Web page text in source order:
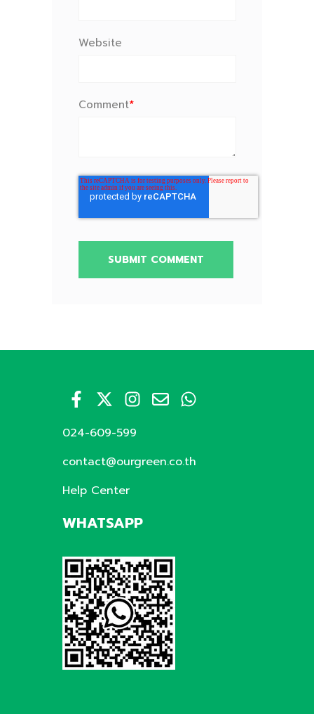
Website
Comment*
024-609-599
contact@ourgreen.co.th
Help Center
WHATSAPP